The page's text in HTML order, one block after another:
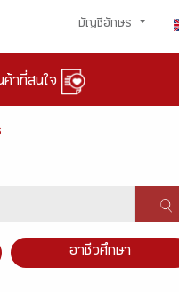
บัญชีอักษร
ค้าที่สนใจ
อาชีวศึกษา